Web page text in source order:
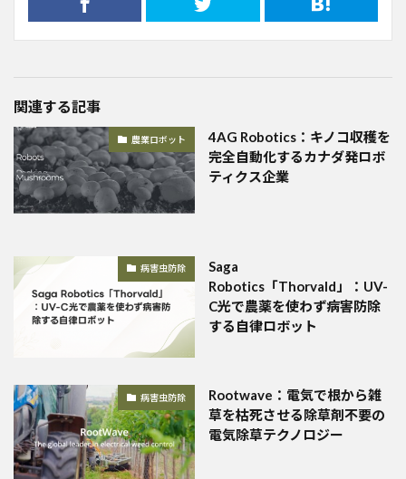
関連する記事
農業ロボット
4AG Robotics：キノコ収穫を
完全自動化するカナダ発ロボ
ティクス企業
病害虫防除
Saga
Robotics「Thorvald」：UV-
C光で農薬を使わず病害防除
する自律ロボット
病害虫防除
Rootwave：電気で根から雑
草を枯死させる除草剤不要の
電気除草テクノロジー